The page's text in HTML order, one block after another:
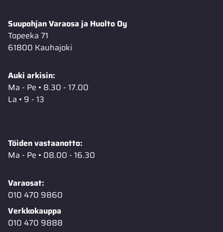
Suupohjan Varaosa ja Huolto Oy
Topeeka 71
61800 Kauhajoki
Auki arkisin:
Ma - Pe • 8.30 - 17.00
La • 9 - 13
Töiden vastaanotto:
Ma - Pe • 08.00 - 16.30
Varaosat:
010 470 9860
Verkkokauppa
010 470 9888